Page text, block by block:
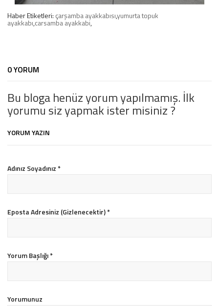
Haber Etiketleri: çarşamba ayakkabısı,yumurta topuk
ayakkabı,carsamba ayakkabi,
0 YORUM
Bu bloga henüz yorum yapılmamış. İlk
yorumu siz yapmak ister misiniz ?
YORUM YAZIN
Adınız Soyadınız*
Eposta Adresiniz (Gizlenecektir)*
Yorum Başlığı*
Yorumunuz